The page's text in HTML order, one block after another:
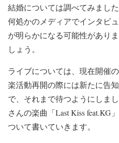
結婚については調べてみまし
何処かのメディアでインタビ
が明らかになる可能性があり
しょう。
ライブについては、現在開催
楽活動再開の際には新たに告
で、それまで待つようにしま
さんの楽曲「Last Kiss feat.KG
ついて書いていきます。